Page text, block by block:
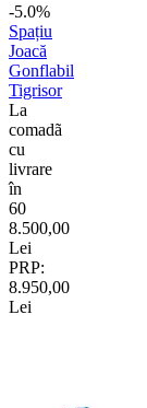
-5.0%
Spațiu
Joacă
Gonflabil
Tigrisor
La
comadã
cu
livrare
în
60
8.500,00
Lei
PRP:
8.950,00
Lei